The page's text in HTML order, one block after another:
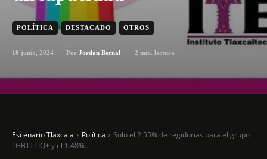
POLÍTICA DESTACADO OTROS
18 junio, 2024 Por Jordan Bernal 2 min. lectura
Escenario Tlaxcala Política
Solo el 2.55% de regidurías para el grupo
LGBTTTIQ+ y el 1.48%...